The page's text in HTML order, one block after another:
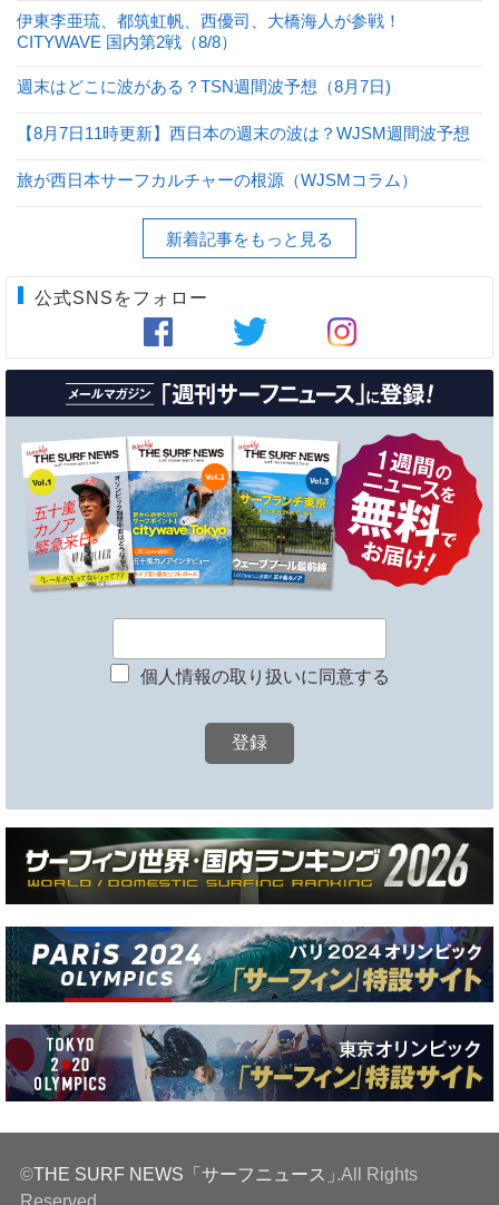
伊東李亜琉、都筑虹帆、西優司、大橋海人が参戦！
CITYWAVE 国内第2戦（8/8）
週末はどこに波がある？TSN週間波予想（8月7日)
【8月7日11時更新】西日本の週末の波は？WJSM週間波予想
旅が西日本サーフカルチャーの根源（WJSMコラム）
新着記事をもっと見る
公式SNSをフォロー
個人情報の取り扱いに同意する
©THE SURF NEWS「サーフニュース」.All Rights
Reserved.